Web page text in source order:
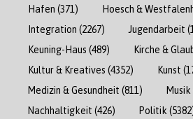
Hafen (371) Hoesch &
Integration (2267) Jugendarbeit
Keuning-Haus (489) Kirche &
Kultur & Kreatives (4352) Kunst
Medizin & Gesundheit (811) Musik
Nachhaltigkeit (426) Politik